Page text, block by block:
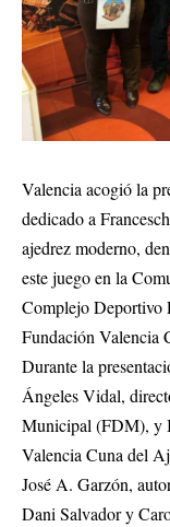
Valencia acogió la
dedicado a
ajedrez moderno,
este juego en la
Complejo Deportivo
Fundación Valencia
Durante la
Ángeles Vidal,
Municipal (FDM), y
Valencia Cuna del
José A. Garzón,
Dani Salvador y